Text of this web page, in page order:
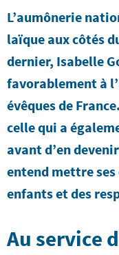
L’aumônerie
laïque aux côtés
dernier, Isabelle
favorablement à
évêques de
celle qui a
avant d’en
entend mettre ses
enfants et des
Au service